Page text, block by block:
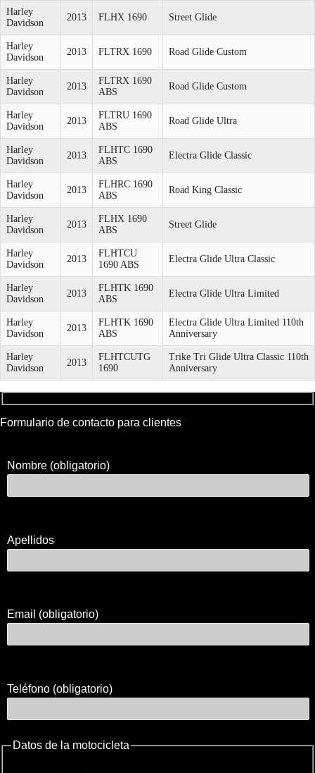
Harley
Davidson
2013 FLHX 1690 Street Glide
Harley
Davidson
2013 FLTRX 1690 Road Glide Custom
Harley
Davidson
2013
FLTRX 1690
ABS
Road Glide Custom
Harley
Davidson
2013
FLTRU 1690
ABS
Road Glide Ultra
Harley
Davidson
2013
FLHTC 1690
ABS
Electra Glide Classic
Harley
Davidson
2013
FLHRC 1690
ABS
Road King Classic
Harley
Davidson
2013
FLHX 1690
ABS
Street Glide
Harley
Davidson
2013
FLHTCU
1690 ABS
Electra Glide Ultra Classic
Harley
Davidson
2013
FLHTK 1690
ABS
Electra Glide Ultra Limited
Harley
Davidson
2013
FLHTK 1690
ABS
Electra Glide Ultra Limited 110th
Anniversary
Harley
Davidson
2013
FLHTCUTG
1690
Trike Tri Glide Ultra Classic 110th
Anniversary
Formulario de contacto para clientes
Nombre (obligatorio)
Apellidos
Email (obligatorio)
Teléfono (obligatorio)
Datos de la motocicleta